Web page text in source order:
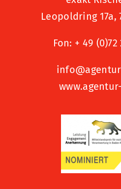
Leopoldring 17a,
Fon: + 49